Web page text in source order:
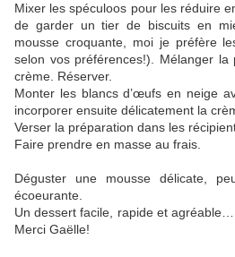
Mixer les spéculoos pour les réduire
de garder un tier de biscuits en
mousse croquante, moi je préfère
selon vos préférences!). Mélanger
crème. Réserver.
Monter les blancs d’œufs en neige
incorporer ensuite délicatement la
Verser la préparation dans les
Faire prendre en masse au frais.
Déguster une mousse délicate,
écoeurante.
Un dessert facile, rapide et
Merci Gaëlle!